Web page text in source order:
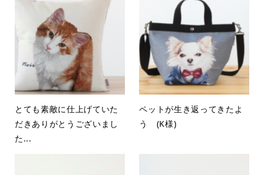
とても素敵に仕上げていた
だきありがとうございまし
た...
ペットが生き返ってきたよ
う (K様)